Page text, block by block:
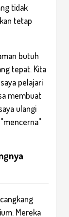
tidak
tetap
butuh
tepat. Kita
pelajari
membuat
ulangi
Mereka